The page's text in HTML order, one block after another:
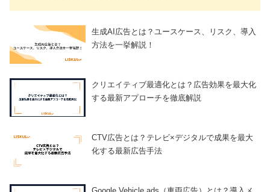
生成AI広告とは？ユースケース、リスク、導入
方法を一挙解説！
クリエイティブ最適化とは？広告効果を最大化
する最新アプローチを徹底解説
CTV広告とは？テレビ×デジタルで成果を最大
化する最新広告手法